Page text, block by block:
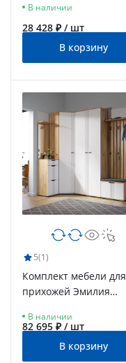
В наличии
28 428 ₽ / шт
В корзину
5(1)
Комплект мебели для
прихожей Эмилия
золотой/меренга
В наличии
82 695 ₽ / шт
В корзину